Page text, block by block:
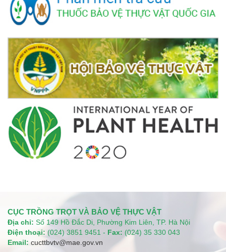
CỤC TRỒNG TRỌT VÀ BẢO VỆ THỰC VẬT
Địa chỉ: Số 149 Hồ Đắc Di, Phường Kim Liên, TP. Hà Nội
Điện thoại: (024) 3851 9451 - Fax: (024) 35 330 043
Email: cucttbvtv@mae.gov.vn